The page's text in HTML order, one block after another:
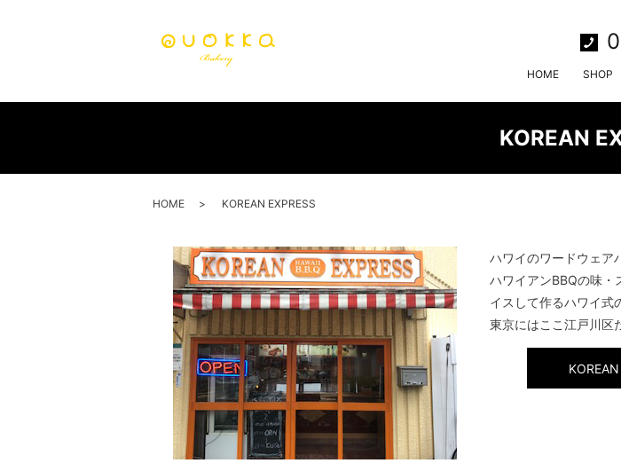
HOME SHOP
KOREAN
HOME KOREAN EXPRESS
ハワイのワードウェア
ハワイアンBBQの味・
イスして作るハワイ式
東京にはここ江戸川区